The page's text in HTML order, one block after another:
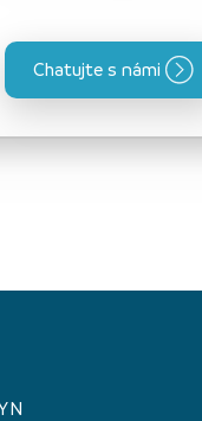
Chatujte s námi